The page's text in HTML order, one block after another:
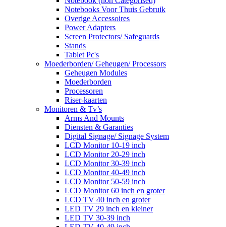
Notebooks Voor Thuis Gebruik
Overige Accessoires
Power Adapters
Screen Protectors/ Safeguards
Stands
Tablet Pc's
Moederborden/ Geheugen/ Processors
Geheugen Modules
Moederborden
Processoren
Riser-kaarten
Monitoren & Tv’s
Arms And Mounts
Diensten & Garanties
Digital Signage/ Signage System
LCD Monitor 10-19 inch
LCD Monitor 20-29 inch
LCD Monitor 30-39 inch
LCD Monitor 40-49 inch
LCD Monitor 50-59 inch
LCD Monitor 60 inch en groter
LCD TV 40 inch en groter
LED TV 29 inch en kleiner
LED TV 30-39 inch